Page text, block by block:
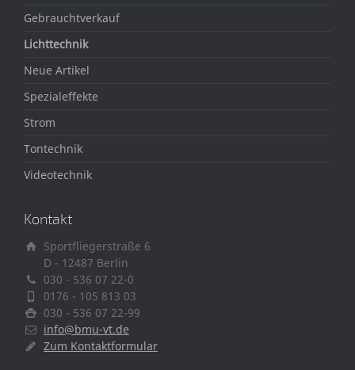
Gebrauchtverkauf
Lichttechnik
Neue Artikel
Spezialeffekte
Strom
Tontechnik
Videotechnik
Kontakt
Sportfliegerstraße 6
D - 12487 Berlin
030 - 536 07 22-0
0176 - 105 813 03
030 - 536 07 22-99
info@bmu-vt.de
Zum Kontaktformular